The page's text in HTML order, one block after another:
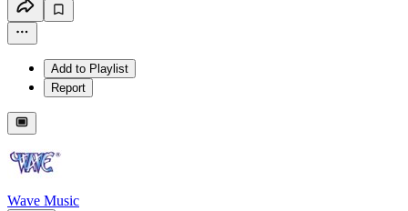
Add to Playlist
Report
Wave Music